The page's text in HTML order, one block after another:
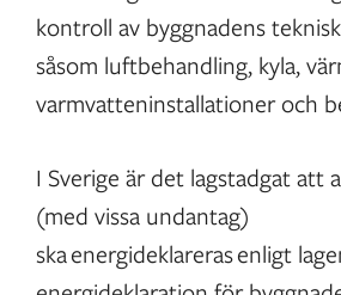
kontroll av byggnadens
såsom luftbehandling, kyla,
varmvatteninstallationer och
I Sverige är det lagstadgat att
(med vissa undantag)
ska energideklareras enligt